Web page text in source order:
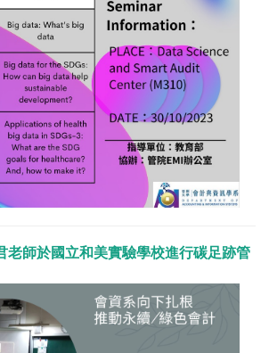
老師於國立和美實驗學校進行碳足跡管